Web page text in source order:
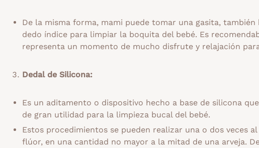
De la misma forma, mami puede tomar una gasita,
dedo índice para limpiar la boquita del bebé. Es
representa un momento de mucho disfrute y relajación
Dedal de Silicona:
Es un aditamento o dispositivo hecho a base de silicona
de gran utilidad para la limpieza bucal del bebé.
Estos procedimientos se pueden realizar una o dos veces
flúor, en una cantidad no mayor a la mitad de una arveja.